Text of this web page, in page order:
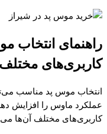
راهنمای انتخاب
کاربری‌های مختلف
انتخاب موس پد مناسب
عملکرد ماوس را افزایش
کاربری‌های مختلف آن‌ها